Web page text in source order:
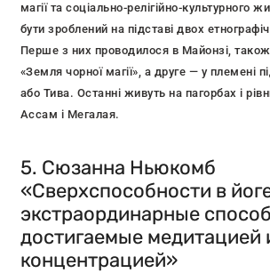
магії та соціально-релігійно-
бути зроблений на підставі двох
Перше з них проводилося в Майонзі,
«Земля чорної магії», а друге — у племені
або Тива. Останні живуть на пагорбах і
Ассам і Мегалая.
5. Сюзанна Ньюкомб
«Сверхспособности в
экстраординарные
достигаемые медитацией
концентрацией»